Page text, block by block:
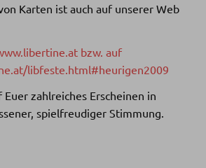
Karten ist auch auf unserer Web
bzw. auf
libfeste.html#heurigen2009
zahlreiches Erscheinen in
spielfreudiger Stimmung.